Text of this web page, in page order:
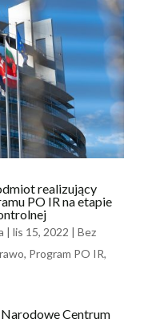
realizujący
PO IR na etapie
| lis 15, 2022 | Bez
, Program PO IR,
Centrum